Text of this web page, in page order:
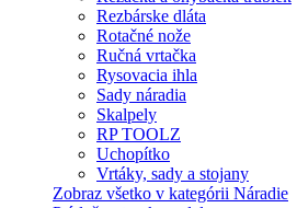
Rezbárske dláta
Rotačné nože
Ručná vrtačka
Rysovacia ihla
Sady náradia
Skalpely
RP TOOLZ
Uchopítko
Vrtáky, sady a stojany
Zobraz všetko v kategórii Náradie